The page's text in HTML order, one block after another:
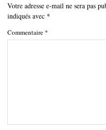
Votre adresse e-mail ne sera pas
indiqués avec *
Commentaire *